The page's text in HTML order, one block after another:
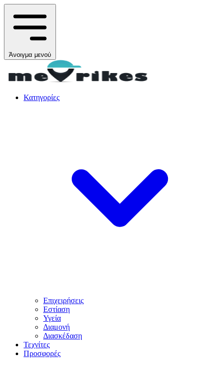
Άνοιγμα μενού
Κατηγορίες
Επιχειρήσεις
Εστίαση
Υγεία
Διαμονή
Διασκέδαση
Τεχνίτες
Προσφορές